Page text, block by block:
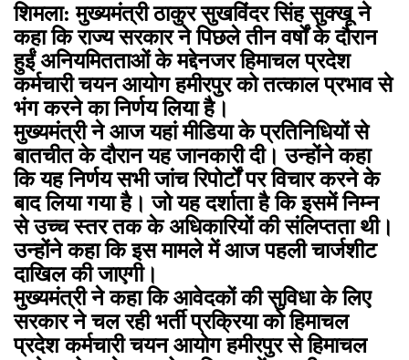
शिमला: मुख्यमंत्री ठाकुर सुखविंदर सिंह सुक्खू ने
कहा कि राज्य सरकार ने पिछले तीन वर्षों के दौरान
हुईं अनियमितताओं के मद्देनजर हिमाचल प्रदेश
कर्मचारी चयन आयोग हमीरपुर को तत्काल प्रभाव से
भंग करने का निर्णय लिया है।
मुख्यमंत्री ने आज यहां मीडिया के प्रतिनिधियों से
बातचीत के दौरान यह जानकारी दी। उन्होंने कहा
कि यह निर्णय सभी जांच रिपोर्टों पर विचार करने के
बाद लिया गया है। जो यह दर्शाता है कि इसमें निम्न
से उच्च स्तर तक के अधिकारियों की संलिप्तता थी।
उन्होंने कहा कि इस मामले में आज पहली चार्जशीट
दाखिल की जाएगी।
मुख्यमंत्री ने कहा कि आवेदकों की सुविधा के लिए
सरकार ने चल रही भर्ती प्रक्रिया को हिमाचल
प्रदेश कर्मचारी चयन आयोग हमीरपुर से हिमाचल